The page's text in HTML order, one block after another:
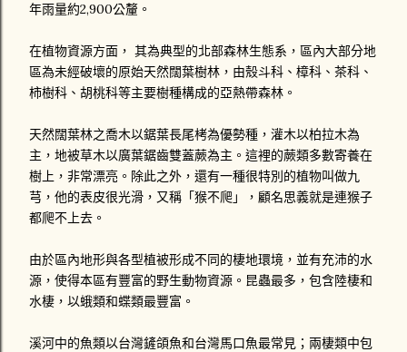
年雨量約2,900公釐。
在植物資源方面， 其為典型的北部森林生態系，區內大部分地
區為未經破壞的原始天然闊葉樹林，由殼斗科、樟科、茶科、
柿樹科、胡桃科等主要樹種構成的亞熱帶森林。
天然闊葉林之喬木以鋸葉長尾栲為優勢種，灌木以柏拉木為
主，地被草木以廣葉鋸齒雙蓋蕨為主。這裡的蕨類多數寄養在
樹上，非常漂亮。除此之外，還有一種很特別的植物叫做九
芎，他的表皮很光滑，又稱「猴不爬」，顧名思義就是連猴子
都爬不上去。
由於區內地形與各型植被形成不同的棲地環境，並有充沛的水
源，使得本區有豐富的野生動物資源。昆蟲最多，包含陸棲和
水棲，以蛾類和蝶類最豐富。
溪河中的魚類以台灣鏟頜魚和台灣馬口魚最常見；兩棲類中包